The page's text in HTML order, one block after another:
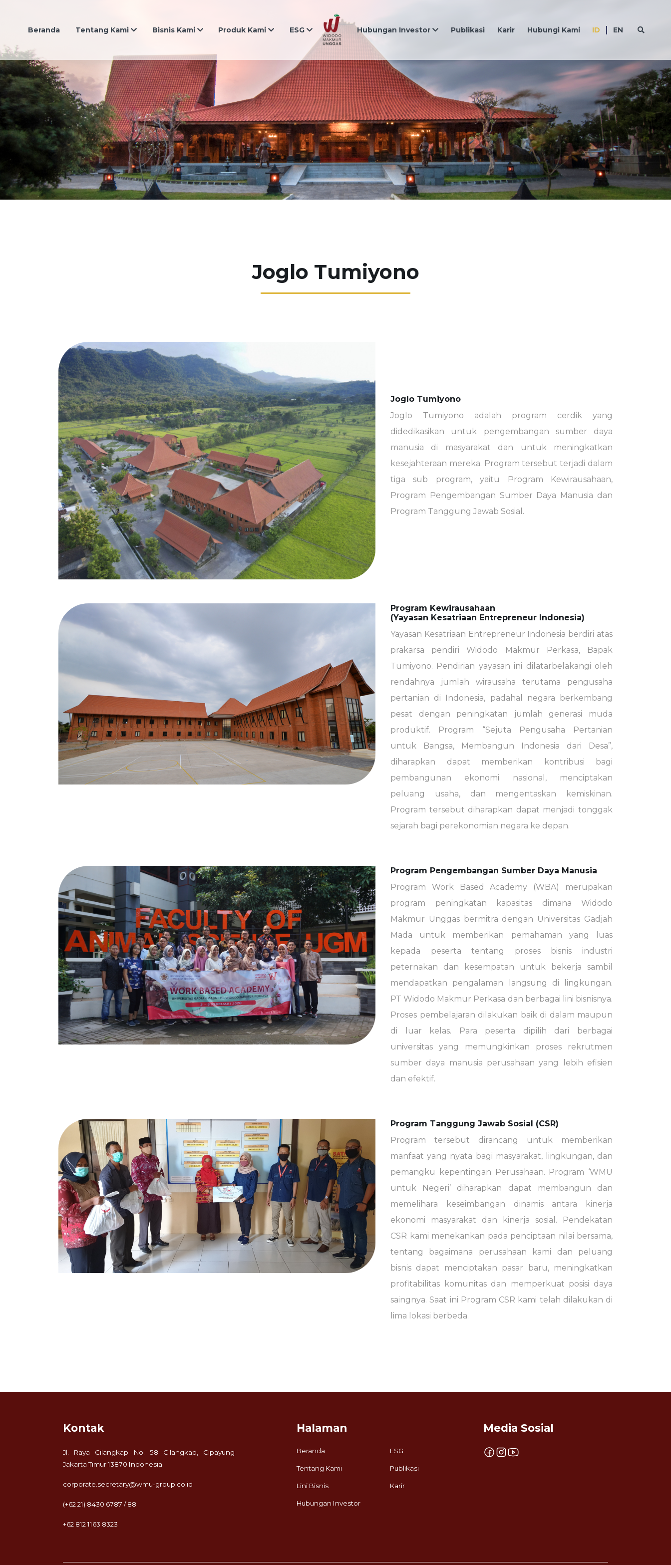
Beranda Tentang Kami Bisnis Kami Produk Kami ESG Hubungan Investor Publikasi Karir Hubungi Kami ID EN
Joglo Tumiyono
Joglo Tumiyono
Joglo Tumiyono adalah program cerdik yang
didedikasikan untuk pengembangan sumber daya
manusia di masyarakat dan untuk meningkatkan
kesejahteraan mereka. Program tersebut terjadi dalam
tiga sub program, yaitu Program Kewirausahaan,
Program Pengembangan Sumber Daya Manusia dan
Program Tanggung Jawab Sosial.
Program Kewirausahaan
(Yayasan Kesatriaan Entrepreneur Indonesia)
Yayasan Kesatriaan Entrepreneur Indonesia berdiri atas
prakarsa pendiri Widodo Makmur Perkasa, Bapak
Tumiyono. Pendirian yayasan ini dilatarbelakangi oleh
rendahnya jumlah wirausaha terutama pengusaha
pertanian di Indonesia, padahal negara berkembang
pesat dengan peningkatan jumlah generasi muda
produktif. Program “Sejuta Pengusaha Pertanian
untuk Bangsa, Membangun Indonesia dari Desa”,
diharapkan dapat memberikan kontribusi bagi
pembangunan ekonomi nasional, menciptakan
peluang usaha, dan mengentaskan kemiskinan.
Program tersebut diharapkan dapat menjadi tonggak
sejarah bagi perekonomian negara ke depan.
Program Pengembangan Sumber Daya Manusia
Program Work Based Academy (WBA) merupakan
program peningkatan kapasitas dimana Widodo
Makmur Unggas bermitra dengan Universitas Gadjah
Mada untuk memberikan pemahaman yang luas
kepada peserta tentang proses bisnis industri
peternakan dan kesempatan untuk bekerja sambil
mendapatkan pengalaman langsung di lingkungan.
PT Widodo Makmur Perkasa dan berbagai lini bisnisnya.
Proses pembelajaran dilakukan baik di dalam maupun
di luar kelas. Para peserta dipilih dari berbagai
universitas yang memungkinkan proses rekrutmen
sumber daya manusia perusahaan yang lebih efisien
dan efektif.
Program Tanggung Jawab Sosial (CSR)
Program tersebut dirancang untuk memberikan
manfaat yang nyata bagi masyarakat, lingkungan, dan
pemangku kepentingan Perusahaan. Program ‘WMU
untuk Negeri’ diharapkan dapat membangun dan
memelihara keseimbangan dinamis antara kinerja
ekonomi masyarakat dan kinerja sosial. Pendekatan
CSR kami menekankan pada penciptaan nilai bersama,
tentang bagaimana perusahaan kami dan peluang
bisnis dapat menciptakan pasar baru, meningkatkan
profitabilitas komunitas dan memperkuat posisi daya
saingnya. Saat ini Program CSR kami telah dilakukan di
lima lokasi berbeda.
Kontak
Jl. Raya Cilangkap No. 58 Cilangkap, Cipayung
Jakarta Timur 13870 Indonesia
corporate.secretary@wmu-group.co.id
(+62 21) 8430 6787 / 88
+62 812 1163 8323
Halaman
Beranda
Tentang Kami
Lini Bisnis
Hubungan Investor
ESG
Publikasi
Karir
Media Sosial